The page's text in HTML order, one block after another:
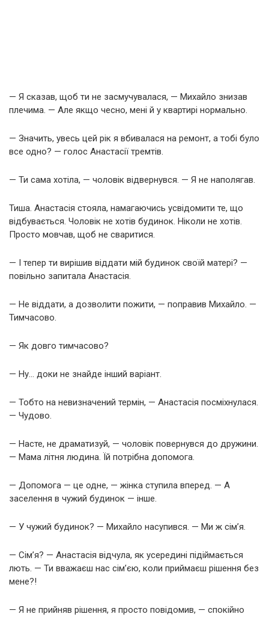
— Я сказав, щоб ти не засмучувалася, — Михайло знизав
плечима. — Але якщо чесно, мені й у квартирі нормально.
— Значить, увесь цей рік я вбивалася на ремонт, а тобі було
все одно? — голос Анастасії тремтів.
— Ти сама хотіла, — чоловік відвернувся. — Я не наполягав.
Тиша. Анастасія стояла, намагаючись усвідомити те, що
відбувається. Чоловік не хотів будинок. Ніколи не хотів.
Просто мовчав, щоб не сваритися.
— І тепер ти вирішив віддати мій будинок своїй матері? —
повільно запитала Анастасія.
— Не віддати, а дозволити пожити, — поправив Михайло. —
Тимчасово.
— Як довго тимчасово?
— Ну… доки не знайде інший варіант.
— Тобто на невизначений термін, — Анастасія посміхнулася.
— Чудово.
— Насте, не драматизуй, — чоловік повернувся до дружини.
— Мама літня людина. Їй потрібна допомога.
— Допомога — це одне, — жінка ступила вперед. — А
заселення в чужий будинок — інше.
— У чужий будинок? — Михайло насупився. — Ми ж сім’я.
— Сім’я? — Анастасія відчула, як усередині підіймається
лють. — Ти вважаєш нас сім’єю, коли приймаєш рішення без
мене?!
— Я не прийняв рішення, я просто повідомив, — спокійно